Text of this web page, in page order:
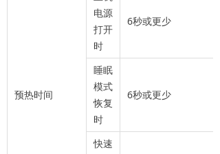
预热时间
电源
打开
时
6秒或更少
睡眠
模式
恢复
时
6秒或更少
快速